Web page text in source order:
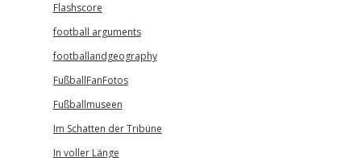
Flashscore
football arguments
footballandgeography
FußballFanFotos
Fußballmuseen
Im Schatten der Tribüne
In voller Länge